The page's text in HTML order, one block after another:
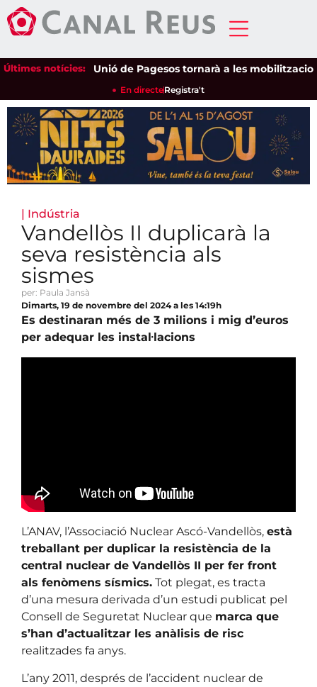
Últimes notícies:Unió de Pagesos tornarà a les mobilitzacions
En directeRegistra't
| Indústria
Vandellòs II duplicarà la
seva resistència als
sismes
per: Paula Jansà
Dimarts, 19 de novembre del 2024 a les 14:19h
Es destinaran més de 3 milions i mig d’euros
per adequar les instal·lacions
L’ANAV, l’Associació Nuclear Ascó-Vandellòs, està
treballant per duplicar la resistència de la
central nuclear de Vandellòs II per fer front
als fenòmens sísmics. Tot plegat, es tracta
d’una mesura derivada d’un estudi publicat pel
Consell de Seguretat Nuclear que marca que
s’han d’actualitzar les anàlisis de risc
realitzades fa anys.
L’any 2011, després de l’accident nuclear de